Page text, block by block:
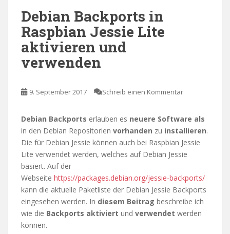
Debian Backports in
Raspbian Jessie Lite
aktivieren und
verwenden
9. September 2017 Schreib einen Kommentar
Debian Backports erlauben es neuere Software als
in den Debian Repositorien vorhanden zu installieren.
Die für Debian Jessie können auch bei Raspbian Jessie
Lite verwendet werden, welches auf Debian Jessie
basiert. Auf der
Webseite https://packages.debian.org/jessie-backports/
kann die aktuelle Paketliste der Debian Jessie Backports
eingesehen werden. In diesem Beitrag beschreibe ich
wie die Backports aktiviert und verwendet werden
können.